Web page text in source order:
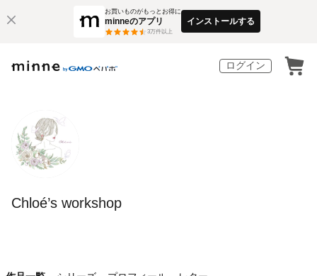
お買いものがもっとお得に
minneのアプリ
3万件以上
インストールする
ログイン
Chloé’s workshop